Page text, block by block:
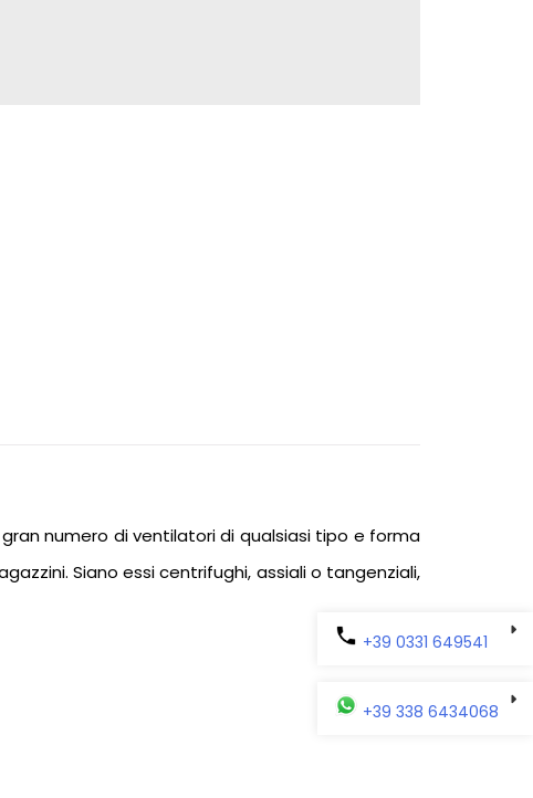
numero di ventilatori di qualsiasi tipo e forma
Siano essi centrifughi, assiali o tangenziali,
+39 0331 649541
+39 338 6434068